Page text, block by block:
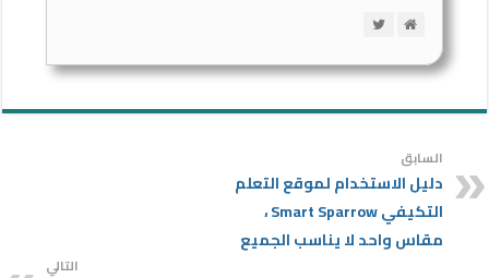
السابق
دليل الاستخدام لموقع التعلم
التكيفي Smart Sparrow ،
مقاس واحد لا يناسب الجميع
التالي